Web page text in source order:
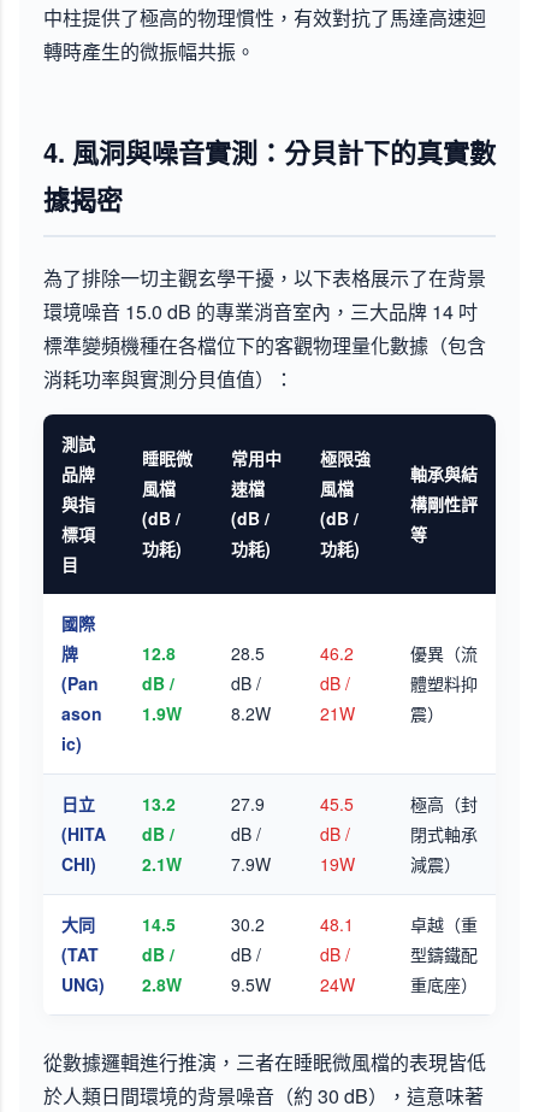
中柱提供了極高的物理慣性，有效對抗了馬達高速迴
轉時產生的微振幅共振。
4. 風洞與噪音實測：分貝計下的真實數
據揭密
為了排除一切主觀玄學干擾，以下表格展示了在背景
環境噪音 15.0 dB 的專業消音室內，三大品牌 14 吋
標準變頻機種在各檔位下的客觀物理量化數據（包含
消耗功率與實測分貝值值）：
測試
品牌
與指
標項
目
睡眠微
風檔
(dB /
功耗)
常用中
速檔
(dB /
功耗)
極限強
風檔
(dB /
功耗)
軸承與結
構剛性評
等
國際
牌
(Pan
ason
ic)
12.8
dB /
1.9W
28.5
dB /
8.2W
46.2
dB /
21W
優異（流
體塑料抑
震）
日立
(HITA
CHI)
13.2
dB /
2.1W
27.9
dB /
7.9W
45.5
dB /
19W
極高（封
閉式軸承
減震）
大同
(TAT
UNG)
14.5
dB /
2.8W
30.2
dB /
9.5W
48.1
dB /
24W
卓越（重
型鑄鐵配
重底座）
從數據邏輯進行推演，三者在睡眠微風檔的表現皆低
於人類日間環境的背景噪音（約 30 dB），這意味著